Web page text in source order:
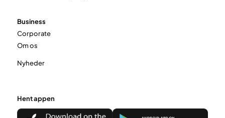
Business
Corporate
Om os
Nyheder
Hent appen